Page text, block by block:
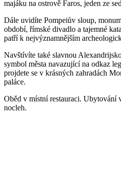
majáku na ostrově Faros, jeden ze
Dále uvidíte Pompeiův sloup,
období, římské divadlo a tajemné
patří k nejvýznamnějším
Navštívíte také slavnou
symbol města navazující na odkaz
projdete se v krásných zahradách
paláce.
Oběd v místní restauraci. Ubytování
nocleh.